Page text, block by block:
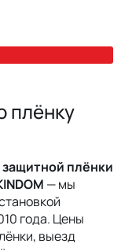
плёнку
плёнки
— мы
года. Цены
выезд